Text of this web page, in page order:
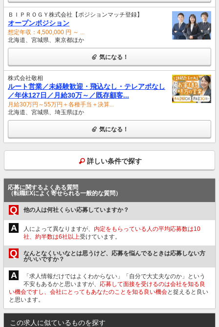
ＢＩＰＲＯＧＹ株式会社【ポジションマッチ登録】
オープンポジション
想定年収：4,500,000 円 ～ ...
北海道、宮城県、東京都ほか
気になる！
株式会社敬相
ルート営業／未経験歓迎・飛込なし・テレアポなし
／年休127日／月給30万～／既存顧客...
月給30万円～55万円＋各種手当＋決算...
北海道、宮城県、埼玉県ほか
気になる！
詳しい条件で探す
応募に関するよくある質問
（転職EXによく寄せられる一般的な質問）
Q 他の人は何社くらい応募していますか？
A 人によって異なりますが、 内定をもらっている人の平均応募数は10
社、約半数は6社以上受けています。
Q
なんとなくいいなとは思うけど、応募を悩んでるときは応募しない方
がいいですか？
A
「求人情報だけではよくわからない」「自分で大丈夫なのか」という
不安もあるかと思いますが、 応募して面接を受けるのは会社を知る良
い機会ですし、会社にとってもあなたのことを知る良い機会と捉えると良い
と思います。
この求人に似ているものを探す